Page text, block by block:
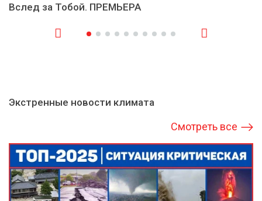
Вслед за Тобой. ПРЕМЬЕРА
Экстренные новости климата
Смотреть все